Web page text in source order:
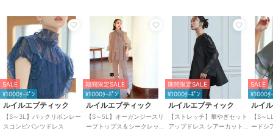
ジャカード部分：フリンジのような立体感あるカットジャカード素材
はシアー感があるのでふわりと軽やか。
無地部分：滑らかでさらっとした肌触りの落ち感ある、程よく肉厚の
ツイル素材。ストレッチ性があります。
※開き具：後ろ開きファスナー+スナップ釦●おすすめシーン
結婚式、披露宴、セレモニー、2次会(二次会)、1.5次会などのお呼ば
れや、成人式、同窓会、謝恩会、婚活、街コンなどのパーティーシー
SALE
¥1000ｸｰﾎﾟﾝ
ルイルエブティック
【S～3L】バックリボンレー
スコンビパンツドレス
期間限定SALE
¥1000ｸｰﾎﾟﾝ
ルイルエブティック
【S～5L】オーガンジースリ
ーブトップス＆シークレット
期間限定SALE
¥1000ｸｰﾎﾟﾝ
ルイルエブティック
【ストレッチ】華やぎセット
アップドレス シアーカットジ
SALE
¥1000ｸ
ルイ
【S～
ードシ